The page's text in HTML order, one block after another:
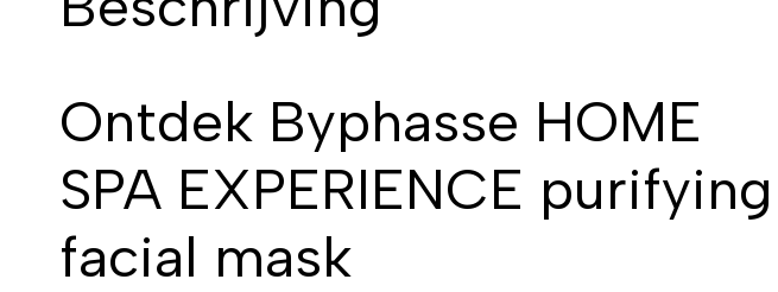
Ontdek Byphasse HOME
SPA EXPERIENCE purifying
facial mask